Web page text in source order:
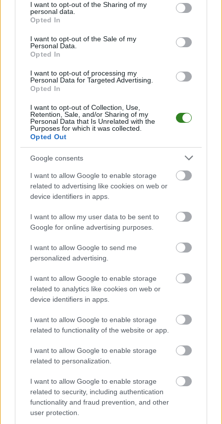
not limited to your visit or usage behaviour. You may click to
grant or deny consent to Google and its third-party tags to
use your data for below specified purposes in below Google
consent section.
I want to opt-out of the Sharing of my
personal data.
Opted In
I want to opt-out of the Sale of my
Personal Data.
Opted In
I want to opt-out of processing my
Personal Data for Targeted Advertising.
Opted In
I want to opt-out of Collection, Use,
Retention, Sale, and/or Sharing of my
Personal Data that Is Unrelated with the
Purposes for which it was collected.
Opted Out
Google consents
I want to allow Google to enable storage
related to advertising like cookies on web or
device identifiers in apps.
I want to allow my user data to be sent to
Google for online advertising purposes.
I want to allow Google to send me
personalized advertising.
I want to allow Google to enable storage
related to analytics like cookies on web or
device identifiers in apps.
I want to allow Google to enable storage
related to functionality of the website or app.
I want to allow Google to enable storage
related to personalization.
I want to allow Google to enable storage
related to security, including authentication
functionality and fraud prevention, and other
user protection.
Jeśli jesteś kibicem klubu Republika Zielonego Przylądka lub Arabia
Saudyjska - zaglądaj tutaj częściej. Nasz serwis regularnie dostarcza
klubowych.
PodkarpacieLive.pl to największa baza
piłkarskich
bądź na bieżąco z wydarzeniami z boisk!
Analiza przed meczem: Republika Zielonego Przylądka vs Arabia
Saudyjska
Republika Zielonego Przylądka - Arabia Saudyjska
się w ramach 3. kolejki - gr. H (MŚ 2026). Spotkanie zostanie rozegrane w
dniu 27 czerwca 2026. Początek meczu o godz. 02:00.
Republika Zielonego Przylądka
fazie grupowej gr. H - MŚ 2026. Poniżej znajdziesz aktualną tabelę grupy
oraz ostatnie mecze obu reprezentacji.
gr. H - MŚ 2026 - sytuacja w tabeli
Przed meczami 3. kolejki - gr. H (MŚ 2026) gospodarze (Republika
Zielonego Przylądka) zajmują2. miejsce
Poniżej znajdziesz także ostatnie mecze obu drużyn oraz statystyki
bramkowe.
Republika Zielonego Przylądka vs. Arabia Saudyjska - relacja,
wynik na żywo, transmisja
Wynik meczu Republika Zielonego Przylądka - Arabia Saudyjska
znajdziesz na naszej stronie zaraz po jego zakończeniu. Jeżeli szukasz
informacji meczowych, zajrzyj tutaj:Republika Zielonego Przylądka
vs. Arabia Saudyjska - wynik, składy, strzelcy
Jeżeli w internecie lub TV dostępna jest
Republika Zielonego Przylądka vs. Arabia Saudyjskaalbo innych
spotkań gr. H - MŚ 2026 na pewno znajdziesz takie informacje na naszym
portalu. Możliwe jednak, że nigdzie nie pojawi się stream online z tego
Asseco Resovia| Developres Rzeszów |ITA TOOLS Stal Mielec
Cellfast Wilki Krosno| Texom Stal Rzeszów|Stal Mielec
Motor Lublin|Stal Rzeszów| Stal Stalowa Wola|Wisła Kraków
Resovia|Wieczysta Kraków